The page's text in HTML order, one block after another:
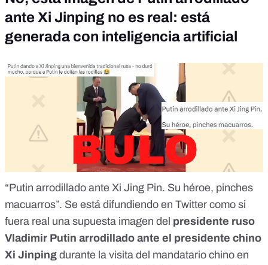
ante Xi Jinping no es real: está
generada con inteligencia artificial
“Putin arrodillado ante Xi Jing Pin. Su héroe, pinches
macuarros”. Se está difundiendo en Twitter como si
fuera real una supuesta imagen del presidente ruso
Vladimir Putin arrodillado ante el presidente chino
Xi Jinping durante la visita del mandatario chino en